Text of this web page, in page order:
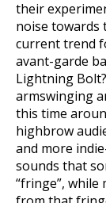
their
noise towards
current trend
avant-garde
Lightning
armswinging
this time
highbrow
and more
sounds that
“fringe”,